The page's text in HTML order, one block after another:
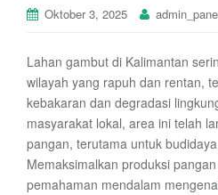
Oktober 3, 2025
Lahan gambut di Kalimantan
wilayah yang rapuh dan rentan,
kebakaran dan degradasi
masyarakat lokal, area ini telah
pangan, terutama untuk
Memaksimalkan produksi
pemahaman mendalam